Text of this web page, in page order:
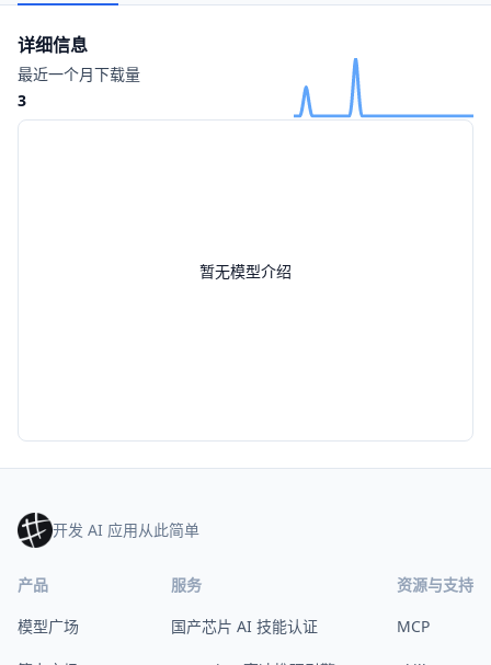
暂无模型介绍
详细信息
最近一个月下载量
3
开发 AI 应用从此简单
产品
模型广场
服务
国产芯片 AI 技能认证
资源与支持
MCP